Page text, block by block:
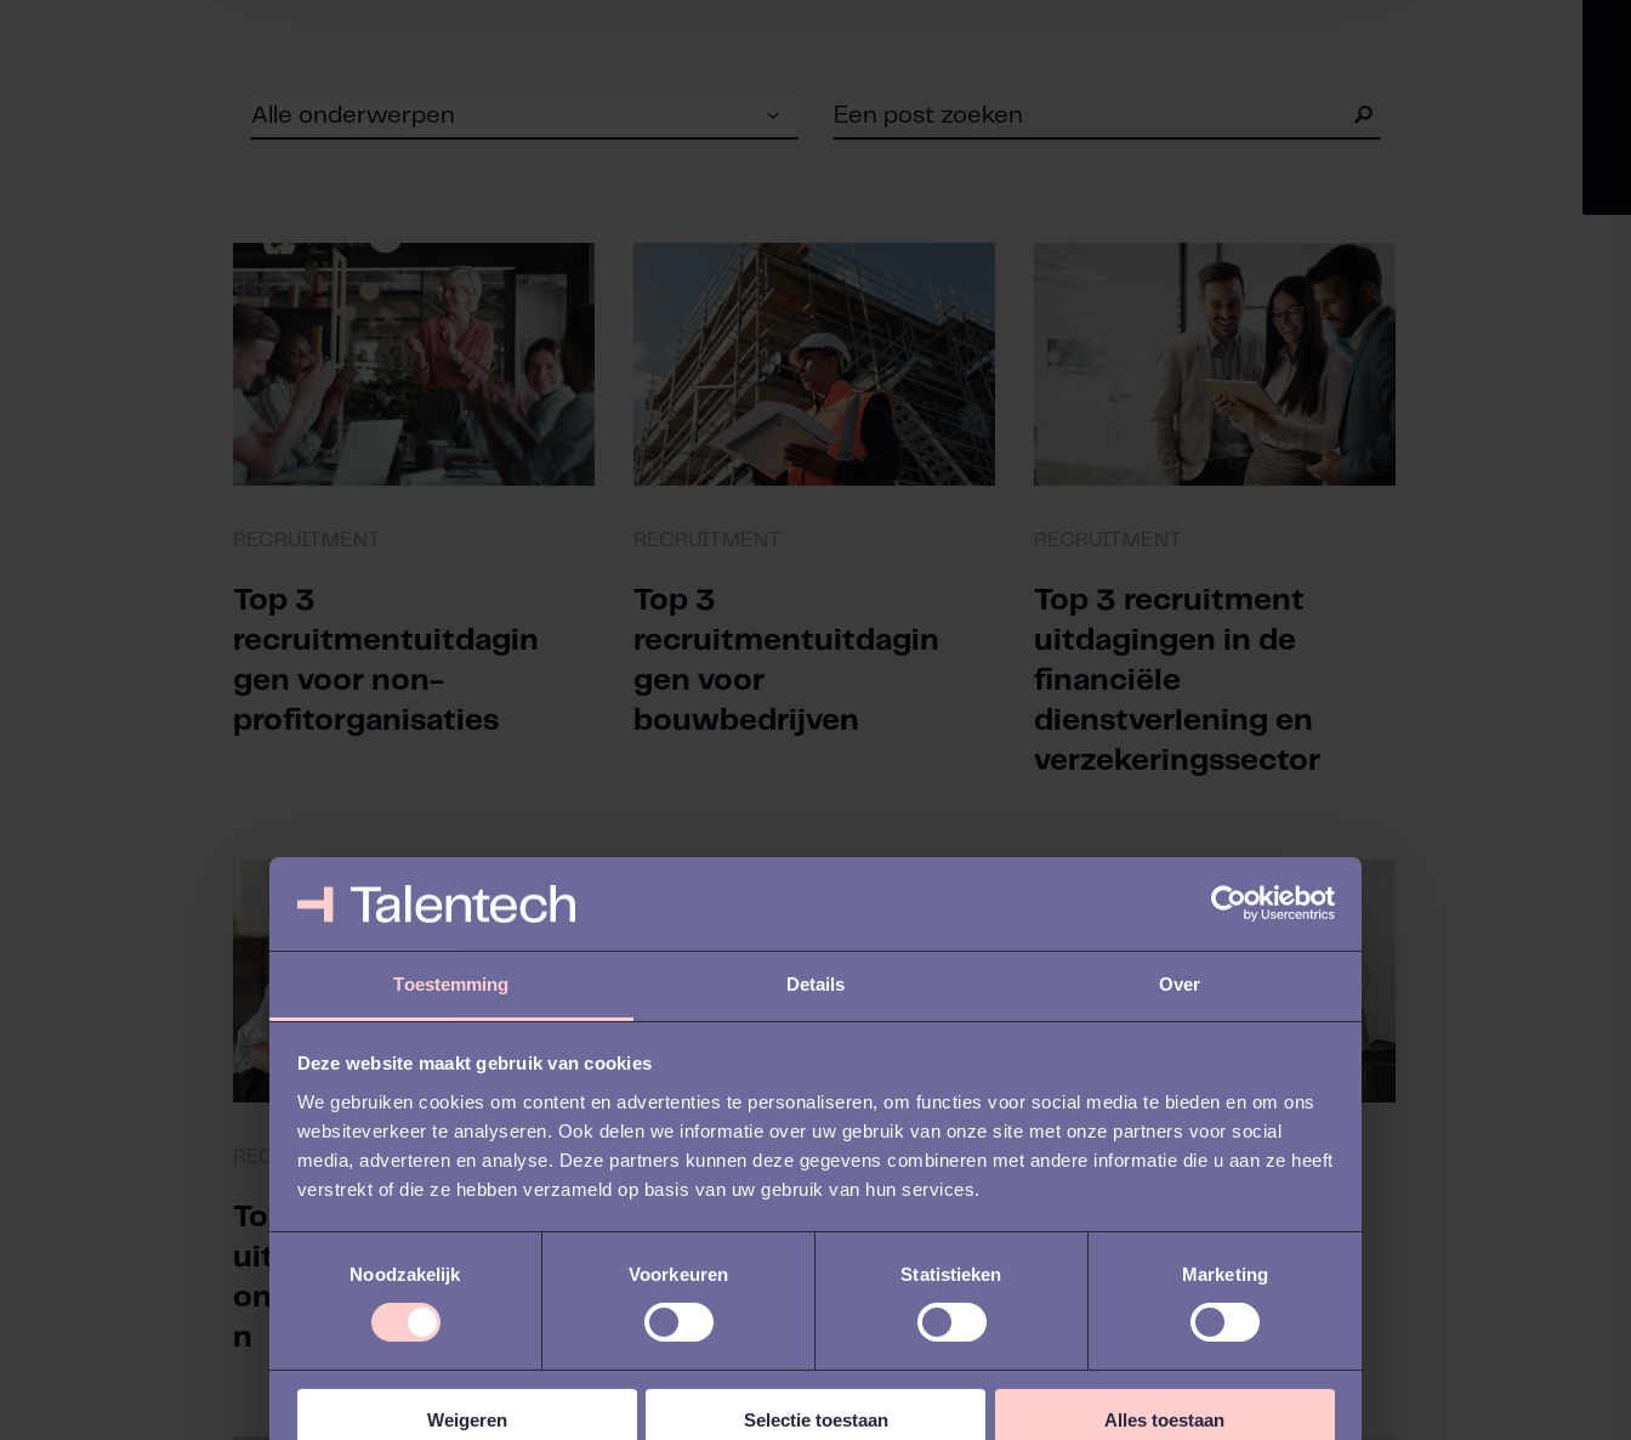
Toestemming Details Over
Deze website maakt gebruik van cookies
We gebruiken cookies om content en advertenties te personaliseren, om functies voor social media te bieden en om ons
websiteverkeer te analyseren. Ook delen we informatie over uw gebruik van onze site met onze partners voor social
media, adverteren en analyse. Deze partners kunnen deze gegevens combineren met andere informatie die u aan ze heeft
verstrekt of die ze hebben verzameld op basis van uw gebruik van hun services.
e
Noodzakelijk Voorkeuren Statistieken Marketing
Weigeren Selectie toestaan Alles toestaan
Top 3
recruitmentuitdagin
gen voor non-
profitorganisaties
Top 3
recruitmentuitdagin
gen voor
bouwbedrijven
Top 3 recruitment
uitdagingen in de
financiële
dienstverlening en
verzekeringssector
RECRUITMENT
Top 3 recruitment
uitdagingen voor
onderwijsinstellinge
n
RECRUITMENT
bedrijven
RECRUITMENT
advisory & legal